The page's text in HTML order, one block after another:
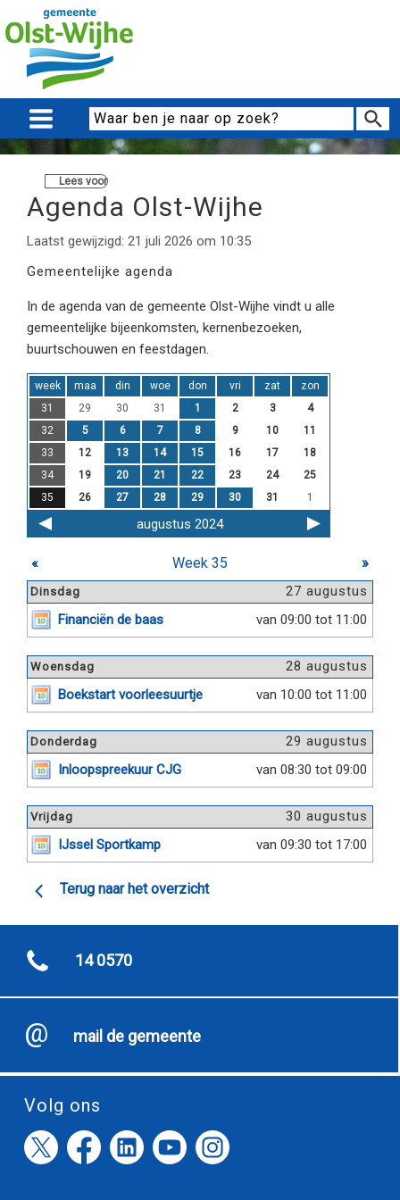
Lees voor
Agenda Olst-Wijhe
Laatst gewijzigd: 21 juli 2026 om 10:35
Gemeentelijke agenda
In de agenda van de gemeente Olst-Wijhe vindt u alle
gemeentelijke bijeenkomsten, kernenbezoeken,
buurtschouwen en feestdagen.
week maa din woe don vri zat
zon
31
29 30 31 1 2 3
4
32
5 6 7 8 9 10
11
33
12 13 14 15 16 17
18
34
19 20 21 22 23 24
25
35
26 27 28 29 30 31 1
augustus 2024
« Week 35 »
27 augustus
Dinsdag
van 09:00 tot 11:00
Financiën de baas
28 augustus
Woensdag
van 10:00 tot 11:00
Boekstart voorleesuurtje
29 augustus
Donderdag
van 08:30 tot 09:00
Inloopspreekuur CJG
30 augustus
Vrijdag
van 09:30 tot 17:00
IJssel Sportkamp
Terug naar het overzicht
14 0570
mail de gemeente
Volg ons